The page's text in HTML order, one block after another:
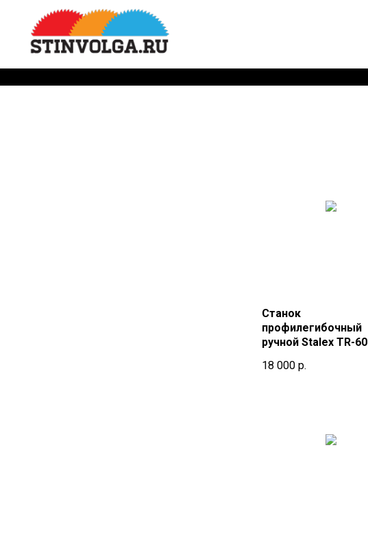
Станок
профилегибочный
ручной Stalex TR-60
18 000 р.